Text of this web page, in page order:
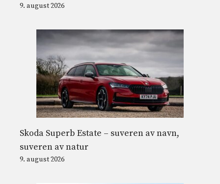
9. august 2026
Skoda Superb Estate – suveren av navn,
suveren av natur
9. august 2026